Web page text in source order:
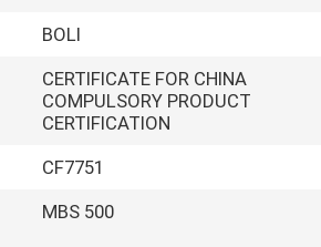
BOLI
CERTIFICATE FOR CHINA
COMPULSORY PRODUCT
CERTIFICATION
CF7751
MBS 500